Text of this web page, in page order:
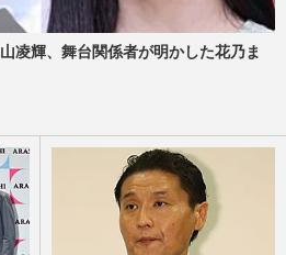
凌輝、舞台関係者が明かした花乃ま